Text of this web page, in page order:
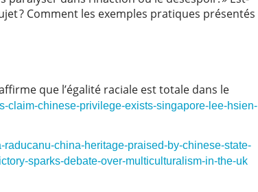
? Comment les exemples pratiques présentés
que l’égalité raciale est totale dans le
claim-chinese-privilege-exists-singapore-lee-hsien-
china-heritage-praised-by-chinese-state-
sparks-debate-over-multiculturalism-in-the-uk